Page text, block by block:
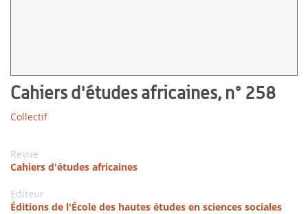
Cahiers d'études africaines, n° 258
Collectif
Revue
Cahiers d'études africaines
Editeur
Éditions de l'École des hautes études en sciences sociales